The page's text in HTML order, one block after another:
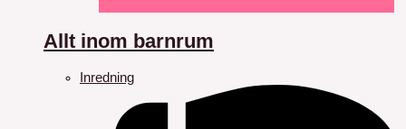
Allt inom barnrum
Inredning